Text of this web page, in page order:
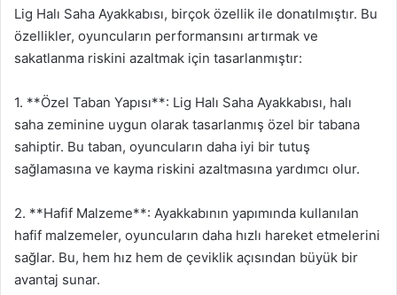
Lig Halı Saha Ayakkabısı, birçok özellik ile donatılmıştır. Bu
özellikler, oyuncuların performansını artırmak ve
sakatlanma riskini azaltmak için tasarlanmıştır:
1. **Özel Taban Yapısı**: Lig Halı Saha Ayakkabısı, halı
saha zeminine uygun olarak tasarlanmış özel bir tabana
sahiptir. Bu taban, oyuncuların daha iyi bir tutuş
sağlamasına ve kayma riskini azaltmasına yardımcı olur.
2. **Hafif Malzeme**: Ayakkabının yapımında kullanılan
hafif malzemeler, oyuncuların daha hızlı hareket etmelerini
sağlar. Bu, hem hız hem de çeviklik açısından büyük bir
avantaj sunar.